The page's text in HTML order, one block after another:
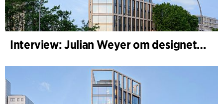
Interview: Julian Weyer om designet af B-One